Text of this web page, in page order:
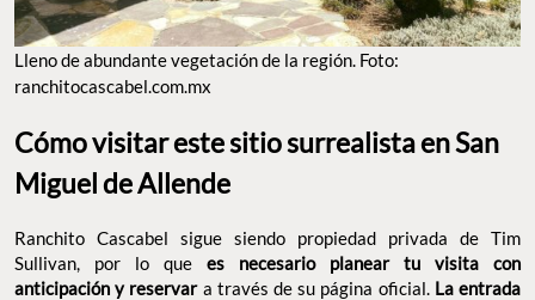
Lleno de abundante vegetación de la región. Foto:
ranchitocascabel.com.mx
Cómo visitar este sitio surrealista en San
Miguel de Allende
Ranchito Cascabel sigue siendo propiedad privada de Tim
Sullivan, por lo que es necesario planear tu visita con
anticipación y reservar a través de su página oficial. La entrada